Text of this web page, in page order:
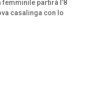
femminile partirà l’8
casalinga con lo